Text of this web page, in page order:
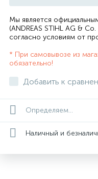
Мы является
(ANDREAS STIHL AG &
согласно условиям от
* При самовывозе из
обязательно!
Добавить к
Определяем...
Наличный и